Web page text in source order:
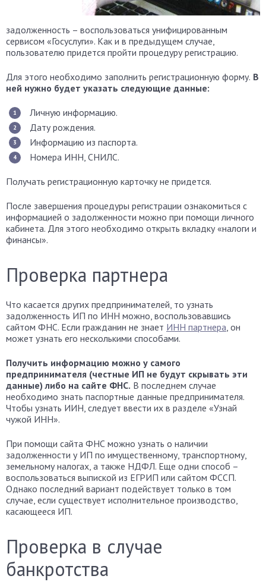
задолженность – воспользоваться унифицированным
сервисом «Госуслуги». Как и в предыдущем случае,
пользователю придется пройти процедуру регистрацию.
Для этого необходимо заполнить регистрационную форму. В
ней нужно будет указать следующие данные:
Личную информацию.
Дату рождения.
Информацию из паспорта.
Номера ИНН, СНИЛС.
Получать регистрационную карточку не придется.
После завершения процедуры регистрации ознакомиться с
информацией о задолженности можно при помощи личного
кабинета. Для этого необходимо открыть вкладку «налоги и
финансы».
Проверка партнера
Что касается других предпринимателей, то узнать
задолженность ИП по ИНН можно, воспользовавшись
сайтом ФНС. Если гражданин не знает ИНН партнера , он
может узнать его несколькими способами.
Получить информацию можно у самого
предпринимателя (честные ИП не будут скрывать эти
данные) либо на сайте ФНС. В последнем случае
необходимо знать паспортные данные предпринимателя.
Чтобы узнать ИИН, следует ввести их в разделе «Узнай
чужой ИНН».
При помощи сайта ФНС можно узнать о наличии
задолженности у ИП по имущественному, транспортному,
земельному налогах, а также НДФЛ. Еще одни способ –
воспользоваться выпиской из ЕГРИП или сайтом ФССП.
Однако последний вариант подействует только в том
случае, если существует исполнительное производство,
касающееся ИП.
Проверка в случае
банкротства